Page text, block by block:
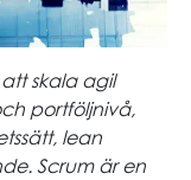
skala agil
portföljnivå,
lean
Scrum är en